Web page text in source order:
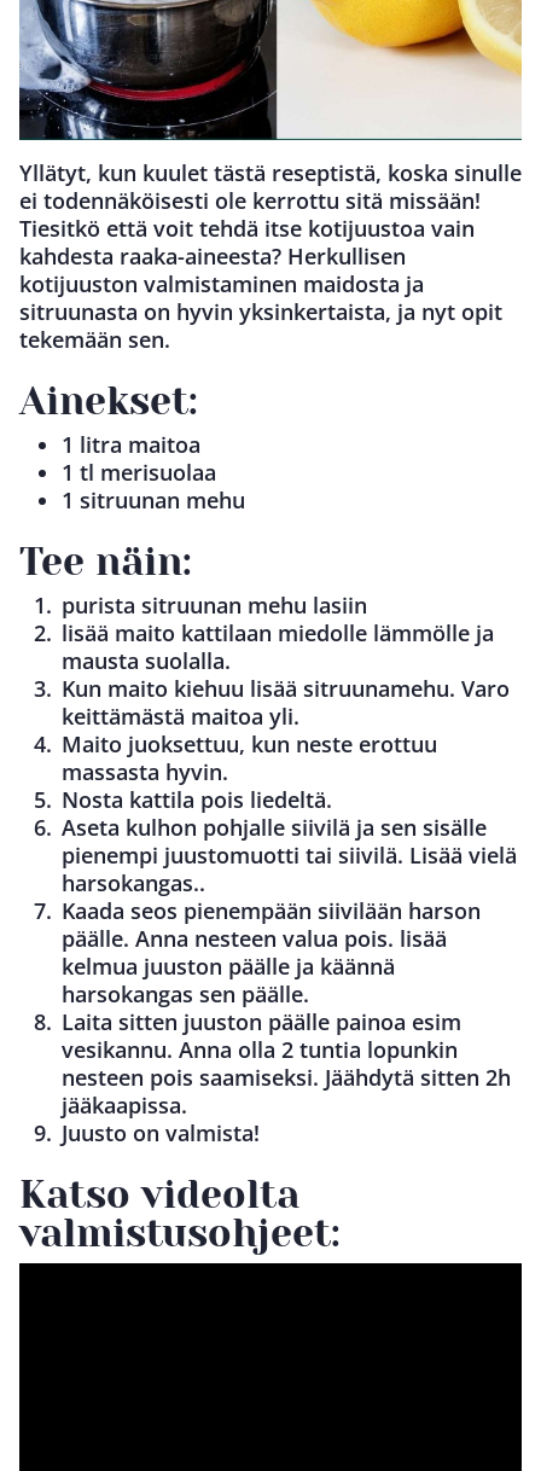
Yllätyt, kun kuulet tästä reseptistä, koska sinulle
ei todennäköisesti ole kerrottu sitä missään!
Tiesitkö että voit tehdä itse kotijuustoa vain
kahdesta raaka-aineesta? Herkullisen
kotijuuston valmistaminen maidosta ja
sitruunasta on hyvin yksinkertaista, ja nyt opit
tekemään sen.
Ainekset:
1 litra maitoa
1 tl merisuolaa
1 sitruunan mehu
Tee näin:
purista sitruunan mehu lasiin
lisää maito kattilaan miedolle lämmölle ja
mausta suolalla.
Kun maito kiehuu lisää sitruunamehu. Varo
keittämästä maitoa yli.
Maito juoksettuu, kun neste erottuu
massasta hyvin.
Nosta kattila pois liedeltä.
Aseta kulhon pohjalle siivilä ja sen sisälle
pienempi juustomuotti tai siivilä. Lisää vielä
harsokangas..
Kaada seos pienempään siivilään harson
päälle. Anna nesteen valua pois. lisää
kelmua juuston päälle ja käännä
harsokangas sen päälle.
Laita sitten juuston päälle painoa esim
vesikannu. Anna olla 2 tuntia lopunkin
nesteen pois saamiseksi. Jäähdytä sitten 2h
jääkaapissa.
Juusto on valmista!
Katso videolta
valmistusohjeet: